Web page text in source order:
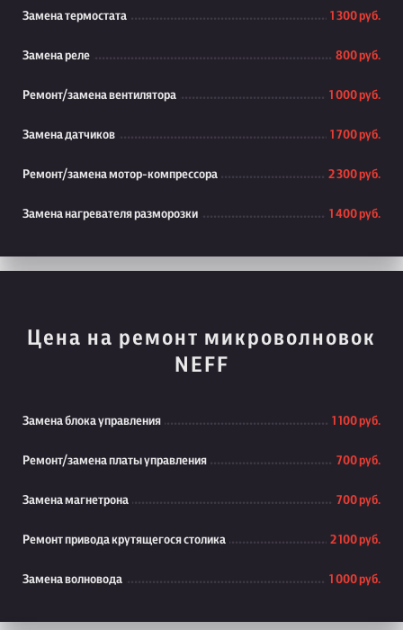
Замена термостата 1 300 руб.
Замена реле 800 руб.
Ремонт/замена вентилятора 1 000 руб.
Замена датчиков 1 700 руб.
Ремонт/замена мотор-компрессора 2 300 руб.
Замена нагревателя разморозки 1 400 руб.
Цена на ремонт микроволновок
NEFF
Замена блока управления 1 100 руб.
Ремонт/замена платы управления 700 руб.
Замена магнетрона 700 руб.
Ремонт привода крутящегося столика 2 100 руб.
Замена волновода 1 000 руб.